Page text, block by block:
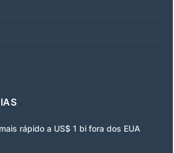
rápido a US$ 1 bi fora dos EUA